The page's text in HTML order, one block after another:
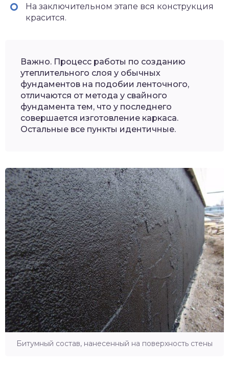
На заключительном этапе вся конструкция
красится.
Важно. Процесс работы по созданию
утеплительного слоя у обычных
фундаментов на подобии ленточного,
отличаются от метода у свайного
фундамента тем, что у последнего
совершается изготовление каркаса.
Остальные все пункты идентичные.
Битумный состав, нанесенный на поверхность стены